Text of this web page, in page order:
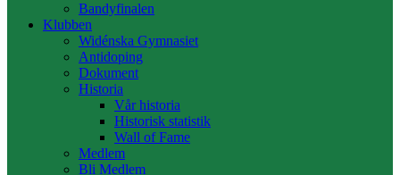
Bandyfinalen
Klubben
Widénska Gymnasiet
Antidoping
Dokument
Historia
Vår historia
Historisk statistik
Wall of Fame
Medlem
Bli Medlem